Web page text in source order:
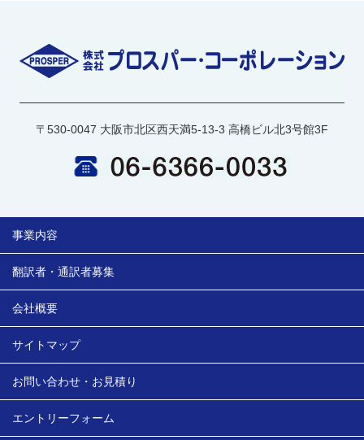
〒530-0047 大阪市北区西天満5-13-3 高橋ビル北3号館3F
事業内容
翻訳者・通訳者募集
会社概要
サイトマップ
お問い合わせ・お見積り
エントリーフォーム